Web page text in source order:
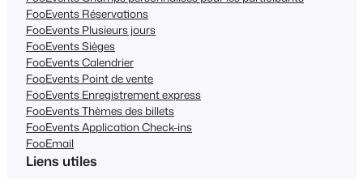
FooEvents Réservations
FooEvents Plusieurs jours
FooEvents Sièges
FooEvents Calendrier
FooEvents Point de vente
FooEvents Enregistrement express
FooEvents Thèmes des billets
FooEvents Application Check-ins
FooEmail
Liens utiles